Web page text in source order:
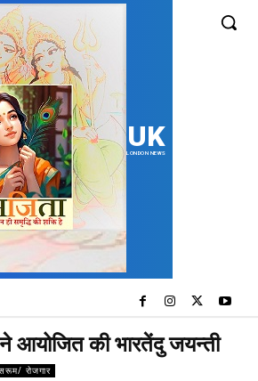
UK
LONDON NEWS
आयोजित की भारतेंदु जयन्ती
रोजगार